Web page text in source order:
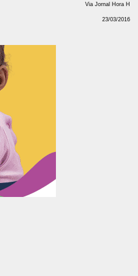
Via Jornal Hora H
23/03/2016